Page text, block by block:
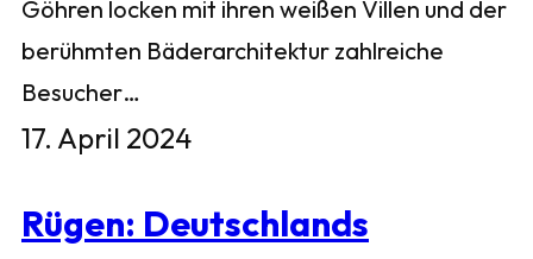
Göhren locken mit ihren weißen Villen und der
berühmten Bäderarchitektur zahlreiche
Besucher…
17. April 2024
Rügen: Deutschlands